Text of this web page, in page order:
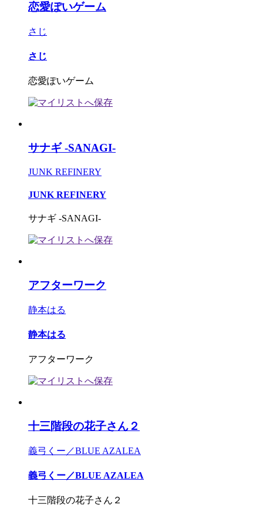
恋愛ぽいゲーム
さじ
さじ
恋愛ぽいゲーム
サナギ -SANAGI-
JUNK REFINERY
JUNK REFINERY
サナギ -SANAGI-
アフターワーク
静本はる
静本はる
アフターワーク
十三階段の花子さん２
義弓くー／BLUE AZALEA
義弓くー／BLUE AZALEA
十三階段の花子さん２